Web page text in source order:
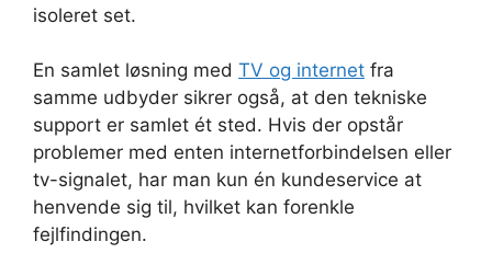
isoleret set.
En samlet løsning med TV og internet fra
samme udbyder sikrer også, at den tekniske
support er samlet ét sted. Hvis der opstår
problemer med enten internetforbindelsen eller
tv-signalet, har man kun én kundeservice at
henvende sig til, hvilket kan forenkle
fejlfindingen.